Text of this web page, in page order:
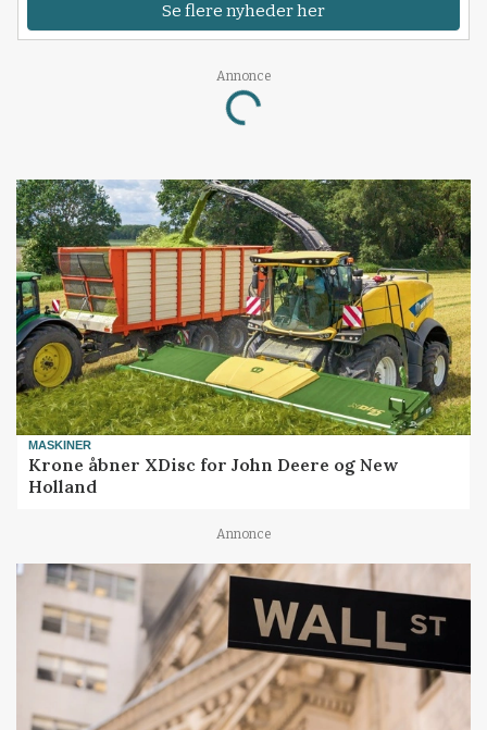
Se flere nyheder her
Annonce
Loading...
MASKINER
Krone åbner XDisc for John Deere og New
Holland
Annonce